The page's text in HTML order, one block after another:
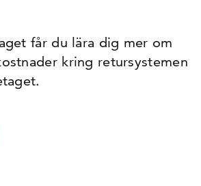
får du lära dig mer om
kring retursystemen